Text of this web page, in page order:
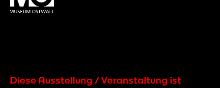
Diese Ausstellung / Veranstaltung ist